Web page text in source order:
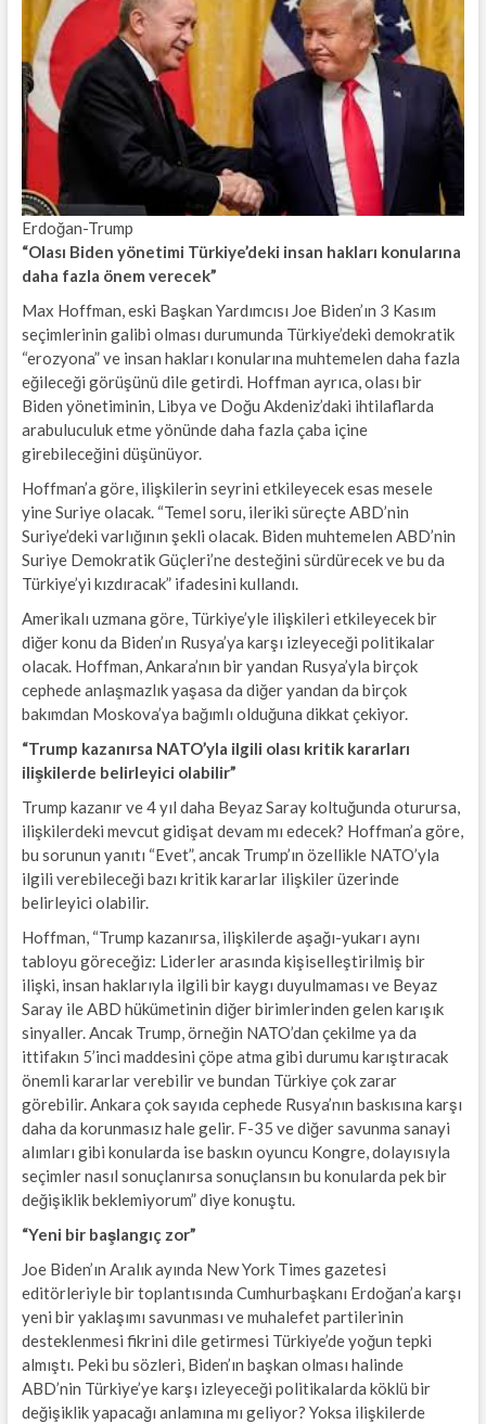
Erdoğan-Trump
“Olası Biden yönetimi Türkiye’deki insan hakları konularına
daha fazla önem verecek”
Max Hoffman, eski Başkan Yardımcısı Joe Biden’ın 3 Kasım
seçimlerinin galibi olması durumunda Türkiye’deki demokratik
“erozyona” ve insan hakları konularına muhtemelen daha fazla
eğileceği görüşünü dile getirdi. Hoffman ayrıca, olası bir
Biden yönetiminin, Libya ve Doğu Akdeniz’daki ihtilaflarda
arabuluculuk etme yönünde daha fazla çaba içine
girebileceğini düşünüyor.
Hoffman’a göre, ilişkilerin seyrini etkileyecek esas mesele
yine Suriye olacak. “Temel soru, ileriki süreçte ABD’nin
Suriye’deki varlığının şekli olacak. Biden muhtemelen ABD’nin
Suriye Demokratik Güçleri’ne desteğini sürdürecek ve bu da
Türkiye’yi kızdıracak” ifadesini kullandı.
Amerikalı uzmana göre, Türkiye’yle ilişkileri etkileyecek bir
diğer konu da Biden’ın Rusya’ya karşı izleyeceği politikalar
olacak. Hoffman, Ankara’nın bir yandan Rusya’yla birçok
cephede anlaşmazlık yaşasa da diğer yandan da birçok
bakımdan Moskova’ya bağımlı olduğuna dikkat çekiyor.
“Trump kazanırsa NATO’yla ilgili olası kritik kararları
ilişkilerde belirleyici olabilir”
Trump kazanır ve 4 yıl daha Beyaz Saray koltuğunda oturursa,
ilişkilerdeki mevcut gidişat devam mı edecek? Hoffman’a göre,
bu sorunun yanıtı “Evet”, ancak Trump’ın özellikle NATO’yla
ilgili verebileceği bazı kritik kararlar ilişkiler üzerinde
belirleyici olabilir.
Hoffman, “Trump kazanırsa, ilişkilerde aşağı-yukarı aynı
tabloyu göreceğiz: Liderler arasında kişiselleştirilmiş bir
ilişki, insan haklarıyla ilgili bir kaygı duyulmaması ve Beyaz
Saray ile ABD hükümetinin diğer birimlerinden gelen karışık
sinyaller. Ancak Trump, örneğin NATO’dan çekilme ya da
ittifakın 5’inci maddesini çöpe atma gibi durumu karıştıracak
önemli kararlar verebilir ve bundan Türkiye çok zarar
görebilir. Ankara çok sayıda cephede Rusya’nın baskısına karşı
daha da korunmasız hale gelir. F-35 ve diğer savunma sanayi
alımları gibi konularda ise baskın oyuncu Kongre, dolayısıyla
seçimler nasıl sonuçlanırsa sonuçlansın bu konularda pek bir
değişiklik beklemiyorum” diye konuştu.
“Yeni bir başlangıç zor”
Joe Biden’ın Aralık ayında New York Times gazetesi
editörleriyle bir toplantısında Cumhurbaşkanı Erdoğan’a karşı
yeni bir yaklaşımı savunması ve muhalefet partilerinin
desteklenmesi fikrini dile getirmesi Türkiye’de yoğun tepki
almıştı. Peki bu sözleri, Biden’ın başkan olması halinde
ABD’nin Türkiye’ye karşı izleyeceği politikalarda köklü bir
değişiklik yapacağı anlamına mı geliyor? Yoksa ilişkilerde